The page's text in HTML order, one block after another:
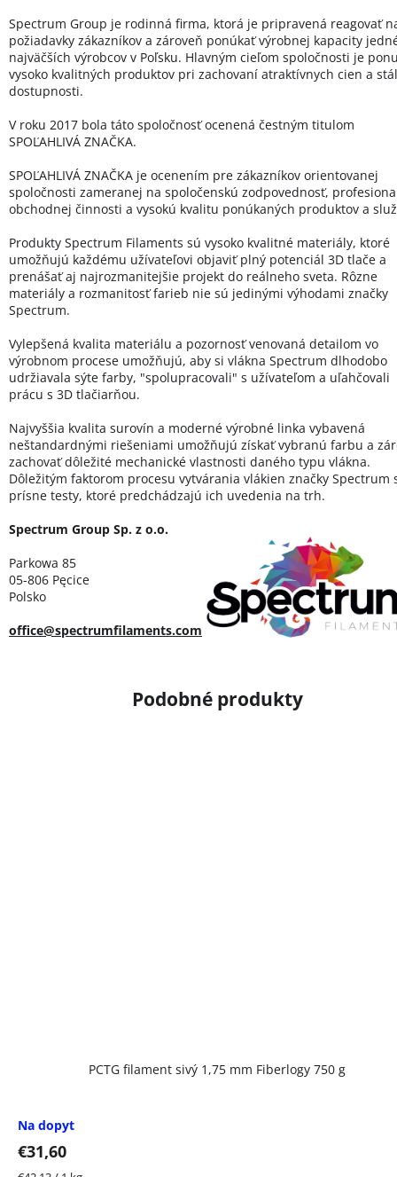
PCTG filament sivý 1,75 mm Fiberlogy 750 g
Na dopyt
€31,60
Spectrum Group je rodinná firma, ktorá je pripravená reagovať
požiadavky zákazníkov a zároveň ponúkať výrobnej kapacity
najväčších výrobcov v Poľsku. Hlavným cieľom spoločnosti je
vysoko kvalitných produktov pri zachovaní atraktívnych cien a
dostupnosti.
V roku 2017 bola táto spoločnosť ocenená čestným titulom
SPOĽAHLIVÁ ZNAČKA.
SPOĽAHLIVÁ ZNAČKA je ocenením pre zákazníkov orientovanej
spoločnosti zameranej na spoločenskú zodpovednosť,
obchodnej činnosti a vysokú kvalitu ponúkaných produktov a
Produkty Spectrum Filaments sú vysoko kvalitné materiály, ktoré
umožňujú každému užívateľovi objaviť plný potenciál 3D tlače a
prenášať aj najrozmanitejšie projekt do reálneho sveta. Rôzne
materiály a rozmanitosť farieb nie sú jedinými výhodami značky
Spectrum.
Vylepšená kvalita materiálu a pozornosť venovaná detailom vo
výrobnom procese umožňujú, aby si vlákna Spectrum dlhodobo
udržiavala sýte farby, "spolupracovali" s užívateľom a uľahčovali
prácu s 3D tlačiarňou.
Najvyššia kvalita surovín a moderné výrobné linka vybavená
neštandardnými riešeniami umožňujú získať vybranú farbu a
zachovať dôležité mechanické vlastnosti daného typu vlákna.
Dôležitým faktorom procesu vytvárania vlákien značky Spectrum
prísne testy, ktoré predchádzajú ich uvedenia na trh.
Spectrum Group Sp. z o.o.
Parkowa 85
05-806 Pęcice
Polsko
office@spectrumfilaments.com